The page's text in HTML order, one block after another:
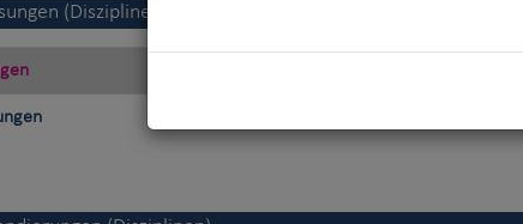
(Disziplinen)